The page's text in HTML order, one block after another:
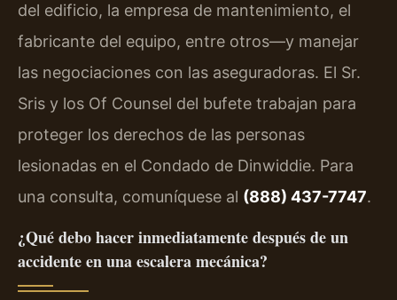
del edificio, la empresa de mantenimiento, el
fabricante del equipo, entre otros—y manejar
las negociaciones con las aseguradoras. El Sr.
Sris y los Of Counsel del bufete trabajan para
proteger los derechos de las personas
lesionadas en el Condado de Dinwiddie. Para
una consulta, comuníquese al (888) 437-7747.
¿Qué debo hacer inmediatamente después de un
accidente en una escalera mecánica?